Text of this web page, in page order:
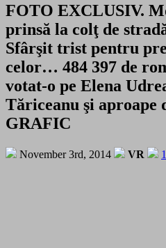
FOTO EXCLUSIV.
prinsă la colţ de
Sfârşit trist pentru
celor… 484 397 de
votat-o pe Elena
Tăriceanu şi aproape
GRAFIC
November 3rd, 2014 VR